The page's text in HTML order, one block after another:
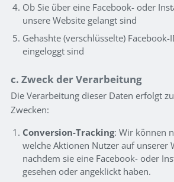
Ob Sie über eine Facebook- oder
unsere Website gelangt sind
Gehashte (verschlüsselte)
eingeloggt sind
c. Zweck der Verarbeitung
Die Verarbeitung dieser Daten erfolgt
Zwecken:
Conversion-Tracking: Wir können
welche Aktionen Nutzer auf unserer
nachdem sie eine Facebook- oder
gesehen oder angeklickt haben.